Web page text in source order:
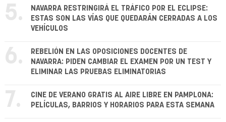
5.
NAVARRA RESTRINGIRÁ EL TRÁFICO POR EL ECLIPSE:
ESTAS SON LAS VÍAS QUE QUEDARÁN CERRADAS A LOS
VEHÍCULOS
6.
REBELIÓN EN LAS OPOSICIONES DOCENTES DE
NAVARRA: PIDEN CAMBIAR EL EXAMEN POR UN TEST Y
ELIMINAR LAS PRUEBAS ELIMINATORIAS
7.
CINE DE VERANO GRATIS AL AIRE LIBRE EN PAMPLONA:
PELÍCULAS, BARRIOS Y HORARIOS PARA ESTA SEMANA